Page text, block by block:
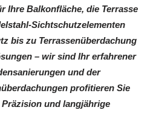
Ihre Balkonfläche, die Terrasse
Sichtschutzelementen
bis zu Terrassenüberdachung
– wir sind Ihr erfahrener
und der
profitieren Sie
und langjährige